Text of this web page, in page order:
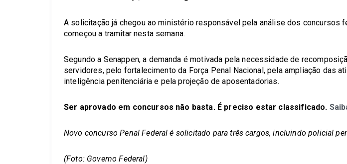
A solicitação já chegou ao ministério responsável pela análise dos concursos
começou a tramitar nesta semana.
Segundo a Senappen, a demanda é motivada pela necessidade de
servidores, pelo fortalecimento da Força Penal Nacional, pela ampliação das
inteligência penitenciária e pela projeção de aposentadorias.
Ser aprovado em concursos não basta. É preciso estar classificado.
Novo concurso Penal Federal é solicitado para três cargos, incluindo policial
(Foto: Governo Federal)